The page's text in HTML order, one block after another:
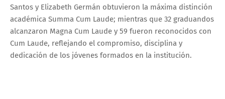
Santos y Elizabeth Germán obtuvieron la máxima distinción
académica Summa Cum Laude; mientras que 32 graduandos
alcanzaron Magna Cum Laude y 59 fueron reconocidos con
Cum Laude, reflejando el compromiso, disciplina y
dedicación de los jóvenes formados en la institución.